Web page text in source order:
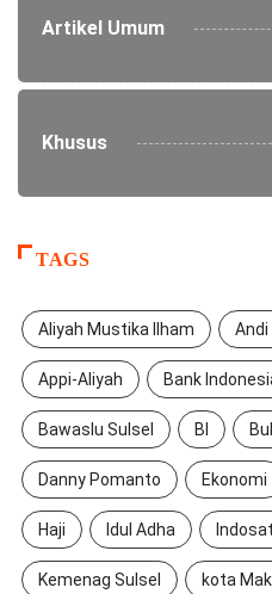
Artikel Umum
Khusus
TAGS
Aliyah Mustika Ilham
Appi-Aliyah Bank
Bawaslu Sulsel BI
Danny Pomanto Ekonomi
Haji Idul Adha Indosat
Kemenag Sulsel kota